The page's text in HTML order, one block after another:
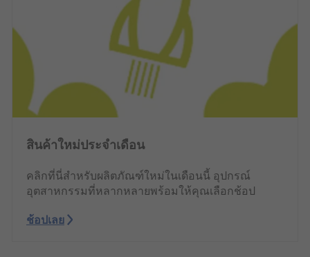
สินค้าใหม่ประจำเดือน
คลิกที่นี่สำหรับผลิตภัณฑ์ใหม่ในเดือนนี้ อุปกรณ์
อุตสาหกรรมที่หลากหลายพร้อมให้คุณเลือกช้อป
ช้อปเลย